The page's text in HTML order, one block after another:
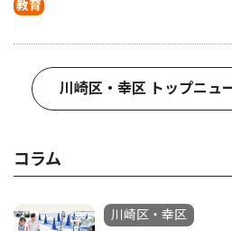
教育
川崎区・幸区 トップニュ
コラム
川崎区・幸区